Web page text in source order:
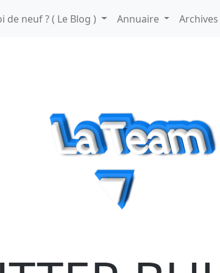
de neuf ? ( Le Blog ) Annuaire Archives